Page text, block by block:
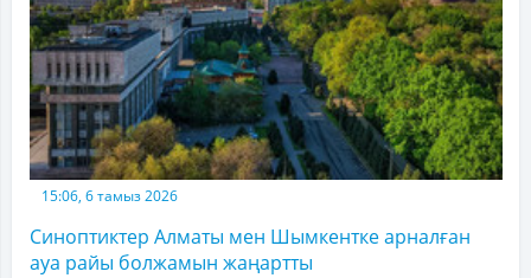
15:06, 6 тамыз 2026
Синоптиктер Алматы мен Шымкентке арналған
ауа райы болжамын жаңартты